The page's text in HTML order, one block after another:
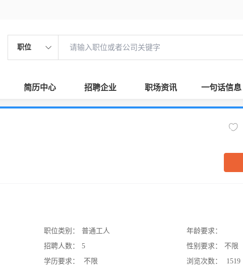
职位
简历中心 招聘企业 职场资讯 一句话信息
职位类别：
普通工人
招聘人数：
5
学历要求：
不限
年龄要求：
性别要求：
不限
浏览次数：
1519